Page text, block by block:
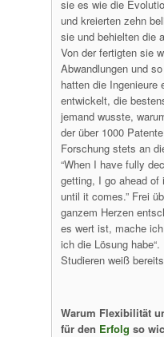
sie es wie die
und kreierten zehn
sie und behielten die
Von der fertigten sie
Abwandlungen und
hatten die Ingenieure
entwickelt, die
jemand wusste,
der über 1000
Forschung stets an
“When I have fully
getting, I go ahead
until it comes.” Frei
ganzem Herzen
es wert ist, mache
ich die Lösung
Studieren weiß
Warum Flexibilität
für den Erfolg so